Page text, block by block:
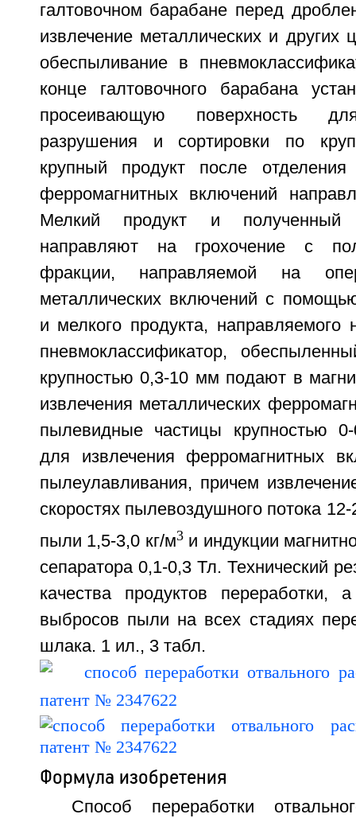
галтовочном барабане перед
извлечение металлических и других
обеспыливание в
конце галтовочного барабана
просеивающую поверхность
разрушения и сортировки по
крупный продукт после отделения
ферромагнитных включений
Мелкий продукт и полученный
направляют на грохочение с
фракции, направляемой на
металлических включений с
и мелкого продукта,
пневмоклассификатор,
крупностью 0,3-10 мм подают в
извлечения металлических
пылевидные частицы крупностью
для извлечения ферромагнитных
пылеулавливания, причем
скоростях пылевоздушного потока
пыли 1,5-3,0 кг/м3и индукции
сепаратора 0,1-0,3 Тл. Технический
качества продуктов переработки,
выбросов пыли на всех стадиях
шлака. 1 ил., 3 табл.
Формула изобретения
Способ переработки